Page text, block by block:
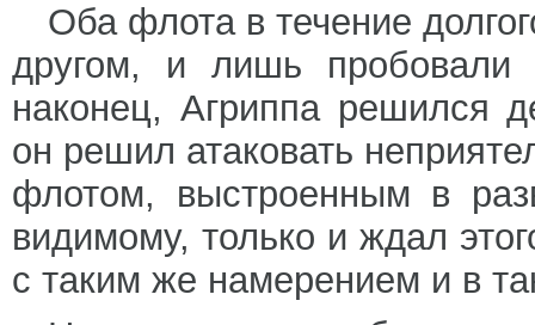
Оба флота в течение
другом, и лишь
наконец, Агриппа решился
он решил атаковать
флотом, выстроенным в
видимому, только и ждал
с таким же намерением и в